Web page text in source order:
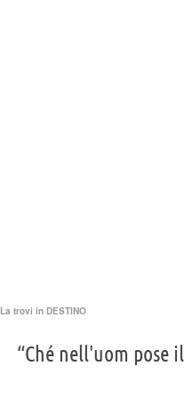
La trovi in DESTINO
“Ché nell'uom pose il